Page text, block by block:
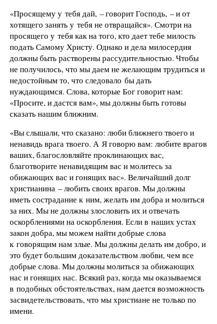
«Просящему у тебя дай, – говорит Господь, – и от
хотящего занять у тебя не отвращайся». Смотри на
просящего у тебя как на того, кто дает тебе милость
подать Самому Христу. Однако и дела милосердия
должны быть растворены рассудительностью. Чтобы
не получилось, что мы даем не желающим трудиться и
недостойным то, что следовало бы дать
нуждающимся. Слова, которые Бог говорит нам:
«Просите, и дастся вам», мы должны быть готовы
сказать нашим ближним.
«Вы слышали, что сказано: люби ближнего твоего и
ненавидь врага твоего. А Я говорю вам: любите врагов
ваших, благословляйте проклинающих вас,
благотворите ненавидящим вас и молитесь за
обижающих вас и гонящих вас». Величайший долг
христианина – любить своих врагов. Мы должны
иметь сострадание к ним, желать им добра и молиться
за них. Мы не должны злословить их и отвечать
оскорблениями на оскорбления. Если в наших устах
закон добра, мы можем найти добрые слова
к говорящим нам злые. Мы должны делать им добро, и
это будет большим доказательством любви, чем все
добрые слова. Мы должны молиться за обижающих
нас и гонящих нас. Всякий раз, когда мы оказываемся
в подобных обстоятельствах, нам дается возможность
засвидетельствовать, что мы христиане не только по
имени.